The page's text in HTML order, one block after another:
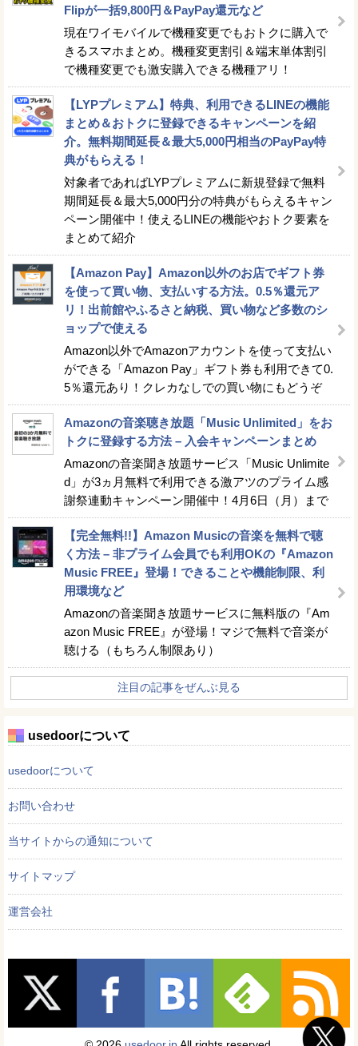
Flipが一括9,800円＆PayPay還元など
現在ワイモバイルで機種変更でもおトクに購入で
きるスマホまとめ。機種変更割引＆端末単体割引
で機種変更でも激安購入できる機種アリ！
【LYPプレミアム】特典、利用できるLINEの機能
まとめ＆おトクに登録できるキャンペーンを紹
介。無料期間延長＆最大5,000円相当のPayPay特
典がもらえる！
対象者であればLYPプレミアムに新規登録で無料
期間延長＆最大5,000円分の特典がもらえるキャン
ペーン開催中！使えるLINEの機能やおトク要素を
まとめて紹介
【Amazon Pay】Amazon以外のお店でギフト券
を使って買い物、支払いする方法。0.5％還元ア
リ！出前館やふるさと納税、買い物など多数のシ
ョップで使える
Amazon以外でAmazonアカウントを使って支払い
ができる「Amazon Pay」ギフト券も利用できて0.
5％還元あり！クレカなしでの買い物にもどうぞ
Amazonの音楽聴き放題「Music Unlimited」をお
トクに登録する方法 – 入会キャンペーンまとめ
Amazonの音楽聞き放題サービス「Music Unlimite
d」が3ヵ月無料で利用できる激アツのプライム感
謝祭連動キャンペーン開催中！4月6日（月）まで
【完全無料!!】Amazon Musicの音楽を無料で聴
く方法 – 非プライム会員でも利用OKの『Amazon
Music FREE』登場！できることや機能制限、利
用環境など
Amazonの音楽聞き放題サービスに無料版の『Am
azon Music FREE』が登場！マジで無料で音楽が
聴ける（もちろん制限あり）
注目の記事をぜんぶ見る
usedoorについて
usedoorについて
お問い合わせ
当サイトからの通知について
サイトマップ
運営会社